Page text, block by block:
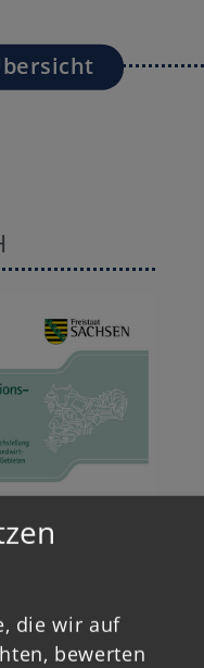
die wir auf
bewerten